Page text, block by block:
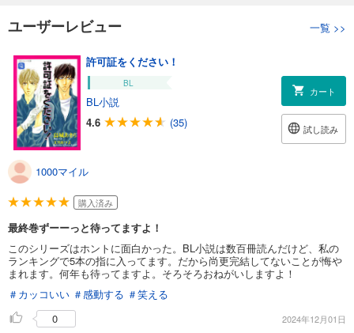
ユーザーレビュー 一覧 >>
許可証をください！
BL
BL小説
4.6
(35)
カート
試し読み
1000マイル
購入済み
最終巻ずーーっと待ってますよ！
このシリーズはホントに面白かった。BL小説は数百冊読んだけど、私の
ランキングで5本の指に入ってます。だから尚更完結してないことが悔や
まれます。何年も待ってますよ。そろそろおねがいしますよ！
＃カッコいい ＃感動する ＃笑える
0
2024年12月01日